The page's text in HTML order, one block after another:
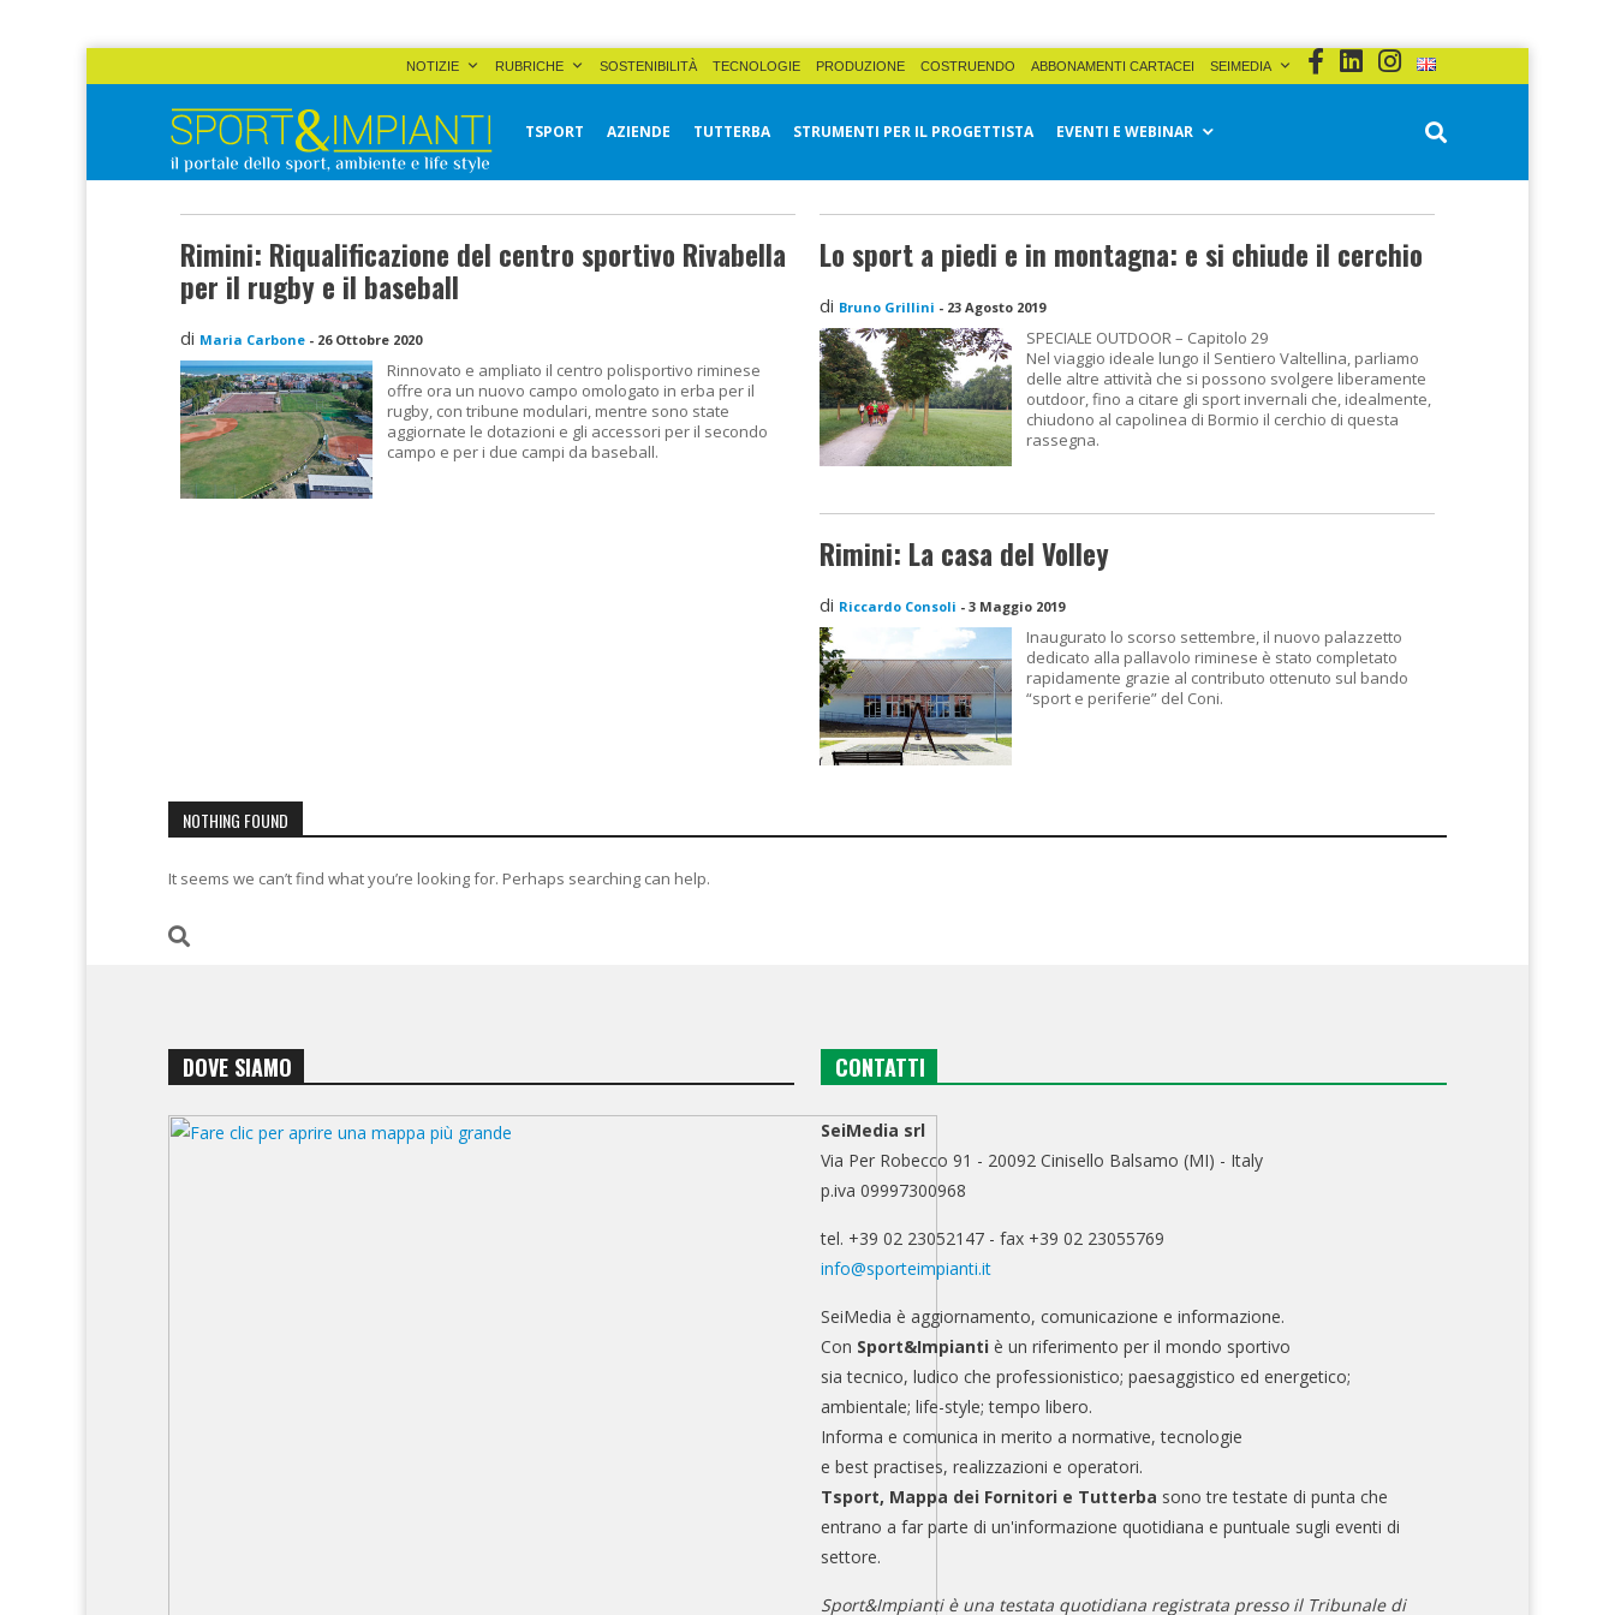
NOTIZIE RUBRICHE SOSTENIBILITÀ TECNOLOGIE PRODUZIONE COSTRUENDO ABBONAMENTI CARTACEI SEIMEDIA
Sport&Impianti
TSPORT AZIENDE TUTTERBA STRUMENTI PER IL PROGETTISTA EVENTI E WEBINAR
Rimini: Riqualificazione del centro sportivo Rivabella
per il rugby e il baseball
di Maria Carbone - 26 Ottobre 2020
Rinnovato e ampliato il centro polisportivo riminese
offre ora un nuovo campo omologato in erba per il
rugby, con tribune modulari, mentre sono state
aggiornate le dotazioni e gli accessori per il secondo
campo e per i due campi da baseball.
Lo sport a piedi e in montagna: e si chiude il cerchio
di Bruno Grillini - 23 Agosto 2019
SPECIALE OUTDOOR – Capitolo 29
Nel viaggio ideale lungo il Sentiero Valtellina, parliamo
delle altre attività che si possono svolgere liberamente
outdoor, fino a citare gli sport invernali che, idealmente,
chiudono al capolinea di Bormio il cerchio di questa
rassegna.
Rimini: La casa del Volley
di Riccardo Consoli - 3 Maggio 2019
Inaugurato lo scorso settembre, il nuovo palazzetto
dedicato alla pallavolo riminese è stato completato
rapidamente grazie al contributo ottenuto sul bando
“sport e periferie” del Coni.
NOTHING FOUND
It seems we can’t find what you’re looking for. Perhaps searching can help.
DOVE SIAMO CONTATTI
SeiMedia srl
Via Per Robecco 91 - 20092 Cinisello Balsamo (MI) - Italy
p.iva 09997300968
tel. +39 02 23052147 - fax +39 02 23055769
info@sporteimpianti.it
SeiMedia è aggiornamento, comunicazione e informazione.
Con Sport&Impianti è un riferimento per il mondo sportivo
sia tecnico, ludico che professionistico; paesaggistico ed energetico;
ambientale; life-style; tempo libero.
Informa e comunica in merito a normative, tecnologie
e best practises, realizzazioni e operatori.
Tsport, Mappa dei Fornitori e Tutterba sono tre testate di punta che
entrano a far parte di un'informazione quotidiana e puntuale sugli eventi di
settore.
Sport&Impianti è una testata quotidiana registrata presso il Tribunale di